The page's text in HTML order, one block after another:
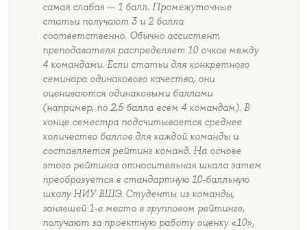
самая слабая — 1 балл. Промежуточные
статьи получают 3 и 2 балла
соответственно. Обычно ассистент
преподавателя распределяет 10 очков между
4 командами. Если статьи для конкретного
семинара одинакового качества, они
оцениваются одинаковыми баллами
(например, по 2,5 балла всем 4 командам). В
конце семестра подсчитывается среднее
количество баллов для каждой команды и
составляется рейтинг команд. На основе
этого рейтинга относительная шкала затем
преобразуется в стандартную 10-балльную
шкалу НИУ ВШЭ. Студенты из команды,
занявшей 1-е место в групповом рейтинге,
получают за проектную работу оценку «10»,